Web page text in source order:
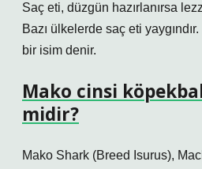
Saç eti, düzgün hazırlanırsa
Bazı ülkelerde saç eti
bir isim denir.
Mako cinsi
midir?
Mako Shark (Breed Isurus),